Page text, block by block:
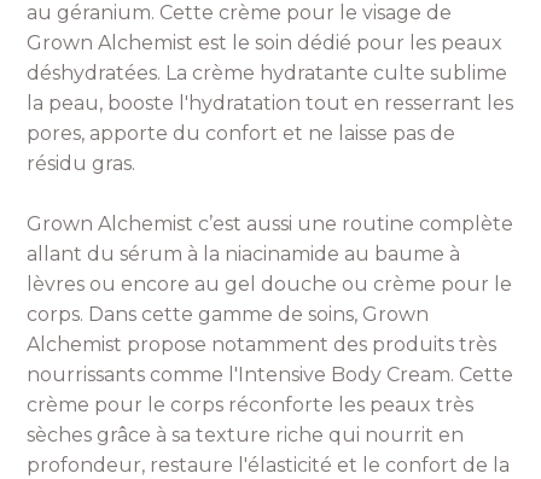
au géranium. Cette crème pour le visage de
Grown Alchemist est le soin dédié pour les peaux
déshydratées. La crème hydratante culte sublime
la peau, booste l'hydratation tout en resserrant les
pores, apporte du confort et ne laisse pas de
résidu gras.
Grown Alchemist c’est aussi une routine complète
allant du sérum à la niacinamide au baume à
lèvres ou encore au gel douche ou crème pour le
corps. Dans cette gamme de soins, Grown
Alchemist propose notamment des produits très
nourrissants comme l'Intensive Body Cream. Cette
crème pour le corps réconforte les peaux très
sèches grâce à sa texture riche qui nourrit en
profondeur, restaure l'élasticité et le confort de la